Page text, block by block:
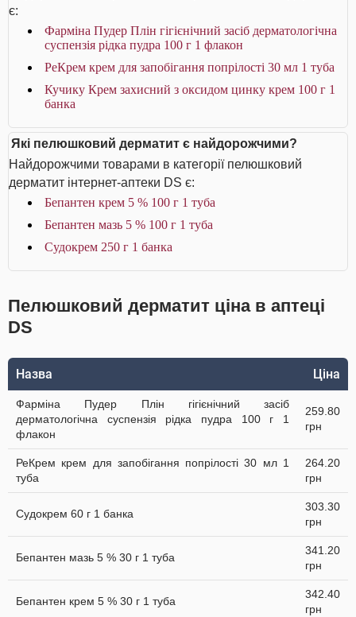
є:
Фарміна Пудер Плін гігієнічний засіб дерматологічна
суспензія рідка пудра 100 г 1 флакон
РеКрем крем для запобігання попрілості 30 мл 1 туба
Кучику Крем захисний з оксидом цинку крем 100 г 1
банка
Які пелюшковий дерматит є найдорожчими?
Найдорожчими товарами в категорії пелюшковий
дерматит інтернет-аптеки DS є:
Бепантен крем 5 % 100 г 1 туба
Бепантен мазь 5 % 100 г 1 туба
Судокрем 250 г 1 банка
Пелюшковий дерматит ціна в аптеці
DS
Назва Ціна
Фарміна Пудер Плін гігієнічний засіб
дерматологічна суспензія рідка пудра 100 г 1
флакон
259.80
грн
РеКрем крем для запобігання попрілості 30 мл 1
туба
264.20
грн
Судокрем 60 г 1 банка
303.30
грн
Бепантен мазь 5 % 30 г 1 туба
341.20
грн
Бепантен крем 5 % 30 г 1 туба
342.40
грн